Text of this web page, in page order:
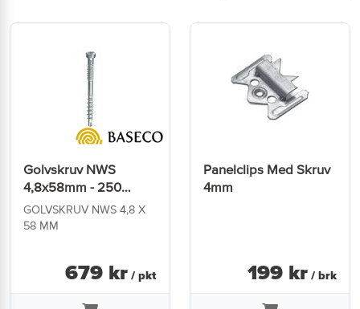
Golvskruv NWS
4,8x58mm - 250
St/Pkt
GOLVSKRUV NWS 4,8 X
58 MM
679 kr / pkt
Panelclips Med Skruv
4mm
199 kr / brk